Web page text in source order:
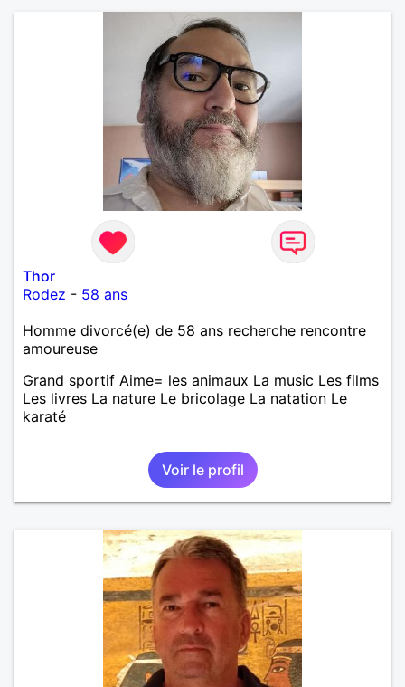
Thor
Rodez - 58 ans
Homme divorcé(e) de 58 ans recherche rencontre
amoureuse
Grand sportif Aime= les animaux La music Les films
Les livres La nature Le bricolage La natation Le
karaté
Voir le profil